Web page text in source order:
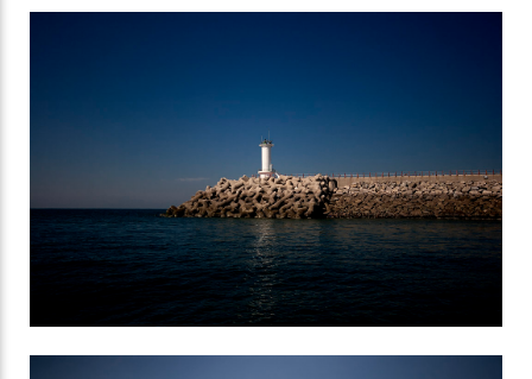
Sketchbook5, 스케치북5